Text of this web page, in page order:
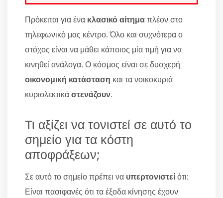
Πρόκειται για ένα κλασικό αίτημαπλέον στο
τηλεφωνικό μας κέντρο. Όλο και συχνότερα ο
στόχος είναι να μάθει κάποιος μία τιμή για να
κινηθεί ανάλογα. Ο κόσμος είναι σε δυσχερή
οικονομική κατάσταση και τα νοικοκυριά
κυριολεκτικάστενάζουν.
Τι αξίζει να τονιστεί σε αυτό το
σημείο για τα κόστη
αποφράξεων;
Σε αυτό το σημείο πρέπει να υπερτονιστείότι:
Είναι πασιφανές ότι τα έξοδα κίνησης έχουν